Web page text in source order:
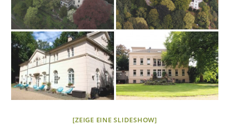
[ZEIGE EINE SLIDESHOW]